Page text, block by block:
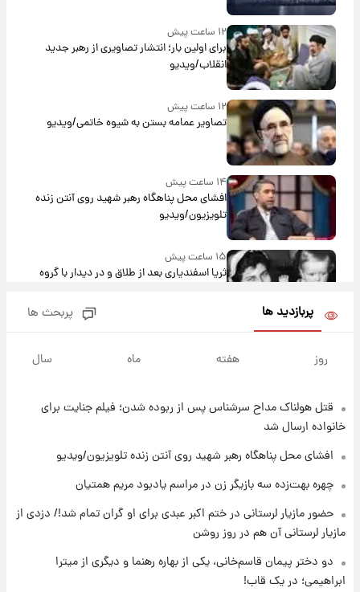
۱۲ ساعت پیش
برای اولین بار؛ انتشار تصاویری از رهبر جدید
انقلاب/ویدیو
۱۲ ساعت پیش
تصاویر عمامه بستن به شیوه خاتمی/ویدیو
۱۴ ساعت پیش
افشای محل پناهگاه‌ رهبر شهید روی آنتن زنده
تلویزیون/ویدیو
۱۵ ساعت پیش
ثریا اسفندیاری بعد از طلاق و در دیدار با گروه
پول به معشوقه با درآمد یوفا
۱۵ ساعت پیش
۱۵ ساعت پیش
پی رفتن رامین رضاییان+ عکس
۱۶ ساعت پیش
پربازدید ها پربحث ها
روز هفته ماه سال
قتل هولناک مداح سرشناس پس از ربوده شدن؛ فیلم جنایت برای
خانواده ارسال شد
افشای محل پناهگاه‌ رهبر شهید روی آنتن زنده تلویزیون/ویدیو
چهره بهت‌زده سه بازیگر زن در مراسم یادبود مریم همتیان
حضور مازیار لرستانی در ختم اکبر عبدی برای او گران تمام شد!/ دزدی از
مازیار لرستانی آن هم در روز روشن
دو دختر پیمان قاسم‌خانی، یکی از بهاره رهنما و دیگری از میترا
ابراهیمی؛ در یک قاب!